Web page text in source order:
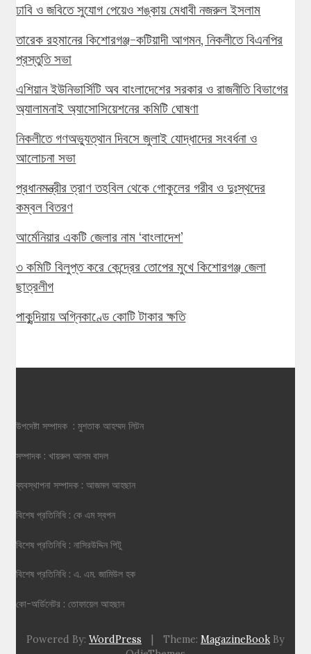
ঢাবি ও জবিতে সুযোগ পেয়েও শঙ্কায় মেধাবী নজরুল ইসলাম
তারেক রহমানের কিশোরগঞ্জ-কটিয়াদী আগমন, নিকলীতে বিএনপির
প্রস্তুতি সভা
এশিয়ান ইউনিভার্সিটি অব বাংলাদেশের সরকার ও রাজনীতি বিভাগের
অ্যালামনাই অ্যাসোসিয়েশনের কমিটি ঘোষণা
নিকলীতে গণঅভ্যুত্থান দিবসে জুলাই যোদ্ধাদের সংবর্ধনা ও
আলোচনা সভা
প্রধানমন্ত্রীর ত্রাণ তহবিল থেকে গোকুলের গরীব ও দুঃস্থদের
কম্বল বিতরণ
আর্মেনিয়ার একটি জেলার নাম ‘বাংলাদেশ’
৩ কমিটি বিলুপ্ত করে কেন্দ্রের তোপের মুখে কিশোরগঞ্জ জেলা
ছাত্রলীগ
পাকুন্দিয়ায় অগ্নিকাণ্ডে কোটি টাকার ক্ষতি
উপদেষ্টা সম্পাদক : মুশতাক আহম্মদ লিটন
সম্পাদক : খায়রুল আলম বাদল
ব্যবস্থাপনা সম্পাদক : আজমল আহছান
বিশেষ প্রতিনিধি : কে এম স্বপন
বিশেষ প্রতিনিধি : নাসিরউদ্দিন পিটু
বিশেষ প্রতিনিধি : এ. এম. জামিউল হক
কো-অর্ডিনেটর : তোফায়েল আহছান
Powered By: WordPress Theme: MagazineBook By